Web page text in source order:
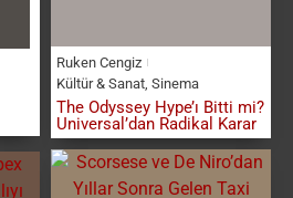
Ruken Cengiz
Kültür & Sanat Sinema
The Odyssey Hype’ı Bitti mi?
Universal’dan Radikal Karar